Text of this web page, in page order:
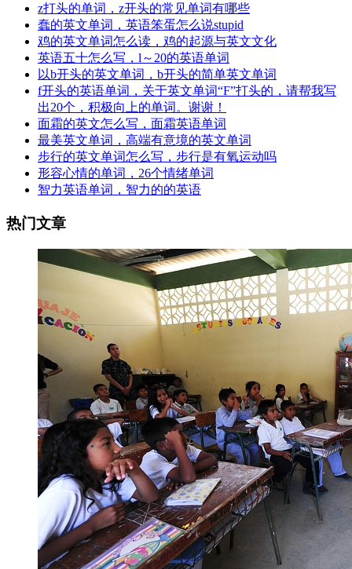
z打头的单词，z开头的常见单词有哪些
蠢的英文单词，英语笨蛋怎么说stupid
鸡的英文单词怎么读，鸡的起源与英文文化
英语五十怎么写，l～20的英语单词
以b开头的英文单词，b开头的简单英文单词
f开头的英语单词，关于英文单词“F”打头的，请帮我写
出20个，积极向上的单词。谢谢！
面霜的英文怎么写，面霜英语单词
最美英文单词，高端有意境的英文单词
步行的英文单词怎么写，步行是有氧运动吗
形容心情的单词，26个情绪单词
智力英语单词，智力的的英语
热门文章